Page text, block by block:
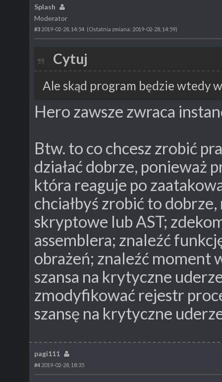
Splash
Moderator
#3 2019-02-28, 14:54 (Ostatnia zmiana: 2019-02-28, 14:59)
Cytuj
Ale skąd program będzie wtedy
Hero zawsze zwraca
Btw. to co chcesz zrobić
działać dobrze, ponieważ
która reaguje po
chciałbyś zrobić to
skryptowe lub AST;
assemblera; znaleźć
obrażeń; znaleźć moment
szansa na krytyczne
zmodyfikować rejestr
szansę na krytyczne
pagi111
#4 2019-02-28, 18:35